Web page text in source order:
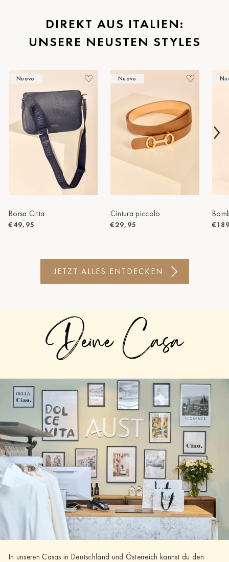
St.Pölten
Staufen
Timmendorf
Tulln
Tuttlingen
Wien Hietzing (13.Bez.)
Zwettl
DIREKT AUS ITALIEN:
UNSERE NEUSTEN STYLES
Nuovo
Borsa Citta
€49,95
Nuovo
Cintura piccolo
€29,95
JETZT ALLES ENTDECKEN
Deine Casa
In unseren Casas in Deutschland und Österreich kannst du den